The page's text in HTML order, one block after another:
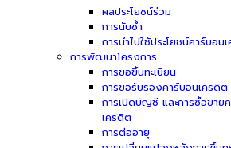
ผลประโยชน์ร่วม
การนับซ้ำ
การนำไปใช้ประโยชน์คาร์บอน
การพัฒนาโครงการ
การขอขึ้นทะเบียน
การขอรับรองคาร์บอนเครดิต
การเปิดบัญชี และการซื้อขาย
เครดิต
การต่ออายุ